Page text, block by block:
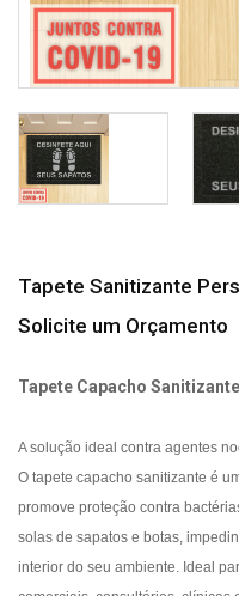
Tapete Sanitizante
Solicite um Orçamento
Tapete Capacho
A solução ideal contra agentes
O tapete capacho sanitizante é
promove proteção contra
solas de sapatos e botas,
interior do seu ambiente. Ideal